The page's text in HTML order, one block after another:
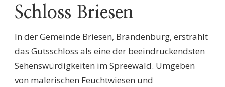
Schloss Briesen
In der Gemeinde Briesen, Brandenburg, erstrahlt
das Gutsschloss als eine der beeindruckendsten
Sehenswürdigkeiten im Spreewald. Umgeben
von malerischen Feuchtwiesen und